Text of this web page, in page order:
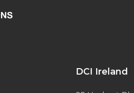
DCI Ireland